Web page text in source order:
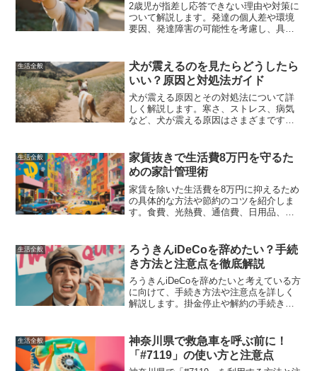
2歳児が指差し応答できない理由や対策に
ついて解説します。発達の個人差や環境
要因、発達障害の可能性を考慮し、具体
経験談も参考にしながら、お子さんの成
長を見守りましょう。
生活全般
犬が震えるのを見たらどうしたら
いい？原因と対処法ガイド
犬が震える原因とその対処法について詳
しく解説します。寒さ、ストレス、病気
など、犬が震える原因はさまざまです。
します。
生活全般
家賃抜きで生活費8万円を守るた
めの家計管理術
家賃を除いた生活費を8万円に抑えるため
の具体的な方法や節約のコツを紹介しま
す。食費、光熱費、通信費、日用品、娯
計管理術を提案します。
生活全般
ろうきんiDeCoを辞めたい？手続
き方法と注意点を徹底解説
ろうきんiDeCoを辞めたいと考えている方
に向けて、手続き方法や注意点を詳しく
解説します。掛金停止や解約の手続き方
にしてください。
生活全般
神奈川県で救急車を呼ぶ前に！
「#7119」の使い方と注意点